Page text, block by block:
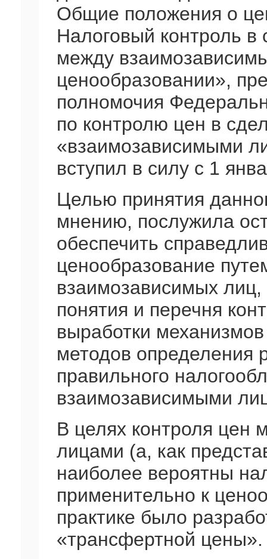
Общие положения о
Налоговый контроль в
между
ценообразовании»,
полномочия
по контролю цен в
«взаимозависимыми
вступил в силу с 1
Целью принятия
мнению, послужила
обеспечить
ценообразование
взаимозависимых лиц,
понятия и перечня
выработки
методов определения
правильного
взаимозависимыми
В целях контроля цен
лицами (а, как
наиболее вероятны
применительно к
практике было
«трансфертной цены».